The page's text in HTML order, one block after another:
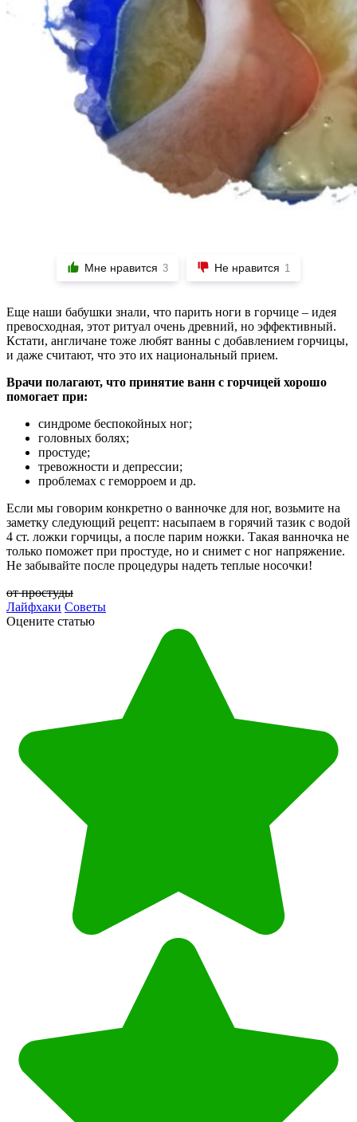
Мне нравится 3 Не нравится 1
Еще наши бабушки знали, что парить ноги в горчице – идея
превосходная, этот ритуал очень древний, но эффективный.
Кстати, англичане тоже любят ванны с добавлением горчицы,
и даже считают, что это их национальный прием.
Врачи полагают, что принятие ванн с горчицей хорошо
помогает при:
синдроме беспокойных ног;
головных болях;
простуде;
тревожности и депрессии;
проблемах с геморроем и др.
Если мы говорим конкретно о ванночке для ног, возьмите на
заметку следующий рецепт: насыпаем в горячий тазик с водой
4 ст. ложки горчицы, а после парим ножки. Такая ванночка не
только поможет при простуде, но и снимет с ног напряжение.
Не забывайте после процедуры надеть теплые носочки!
от простуды
Лайфхаки Советы
Оцените статью